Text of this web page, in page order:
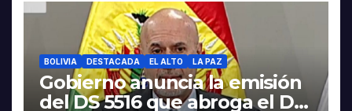
BOLIVIA DESTACADA EL ALTO LA PAZ
Gobierno anuncia la emisión
del DS 5516 que abroga el DS